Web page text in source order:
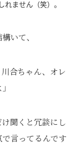
ません（笑）。
いて、
合ちゃん、オレ
聞くと冗談にし
言ってるんです